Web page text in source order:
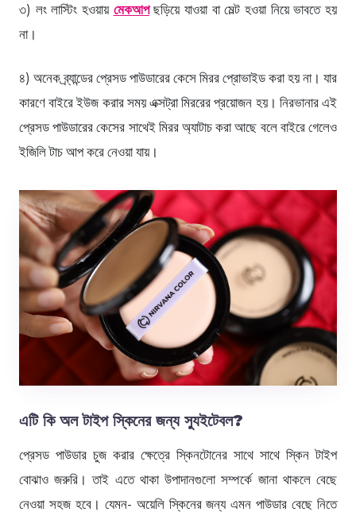
৩) লং লাস্টিং হওয়ায় মেকআপছড়িয়ে যাওয়া বা মেল্ট হওয়া নিয়ে ভাবতে হয়
না।
৪) অনেক ব্র্যান্ডের প্রেসড পাউডারের কেসে মিরর প্রোভাইড করা হয় না। যার
কারণে বাইরে ইউজ করার সময় এক্সট্রা মিররের প্রয়োজন হয়। নিরভানার এই
প্রেসড পাউডারের কেসের সাথেই মিরর অ্যাটাচ করা আছে বলে বাইরে গেলেও
ইজিলি টাচ আপ করে নেওয়া যায়।
এটি কি অল টাইপ স্কিনের জন্য স্যুইটেবল?
প্রেসড পাউডার চুজ করার ক্ষেত্রে স্কিনটোনের সাথে সাথে স্কিন টাইপ
বোঝাও জরুরি। তাই এতে থাকা উপাদানগুলো সম্পর্কে জানা থাকলে বেছে
নেওয়া সহজ হবে। যেমন- অয়েলি স্কিনের জন্য এমন পাউডার বেছে নিতে